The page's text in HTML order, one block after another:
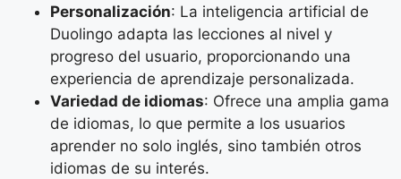
Personalización: La inteligencia artificial de
Duolingo adapta las lecciones al nivel y
progreso del usuario, proporcionando una
experiencia de aprendizaje personalizada.
Variedad de idiomas: Ofrece una amplia gama
de idiomas, lo que permite a los usuarios
aprender no solo inglés, sino también otros
idiomas de su interés.